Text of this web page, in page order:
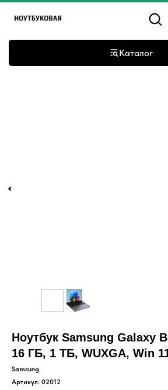
Каталог
Ноутбук Samsung Galaxy
16 ГБ, 1 ТБ, WUXGA, Win
Samsung
Артикул: 02012